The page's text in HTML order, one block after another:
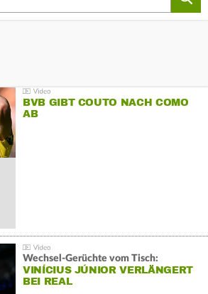
BVB GIBT COUTO NACH COMO
AB
Wechsel-Gerüchte vom Tisch:
VINÍCIUS JÚNIOR VERLÄNGERT
BEI REAL